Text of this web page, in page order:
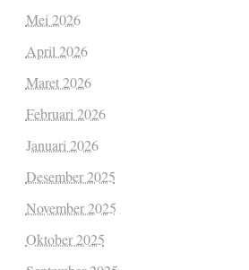
Mei 2026
April 2026
Maret 2026
Februari 2026
Januari 2026
Desember 2025
November 2025
Oktober 2025